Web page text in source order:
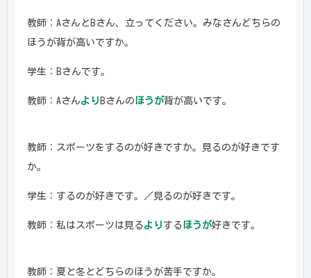
教師：AさんとBさん、立ってください。みなさんどちらの
ほうが背が高いですか。
学生：Bさんです。
教師：Aさんより Bさんのほうが背が高いです。
教師：スポーツをするのが好きですか。見るのが好きです
か。
学生：するのが好きです。／見るのが好きです。
教師：私はスポーツは見るより するほうが好きです。
教師：夏と冬とどちらのほうが苦手ですか。